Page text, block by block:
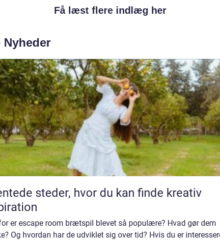
Få læst flere indlæg her
Nyheder
steder, hvor du kan finde kreativ
er escape room brætspil blevet så populære? Hvad gør dem
Og hvordan har de udviklet sig over tid? Hvis du er